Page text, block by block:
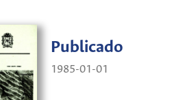
Publicado
1985-01-01